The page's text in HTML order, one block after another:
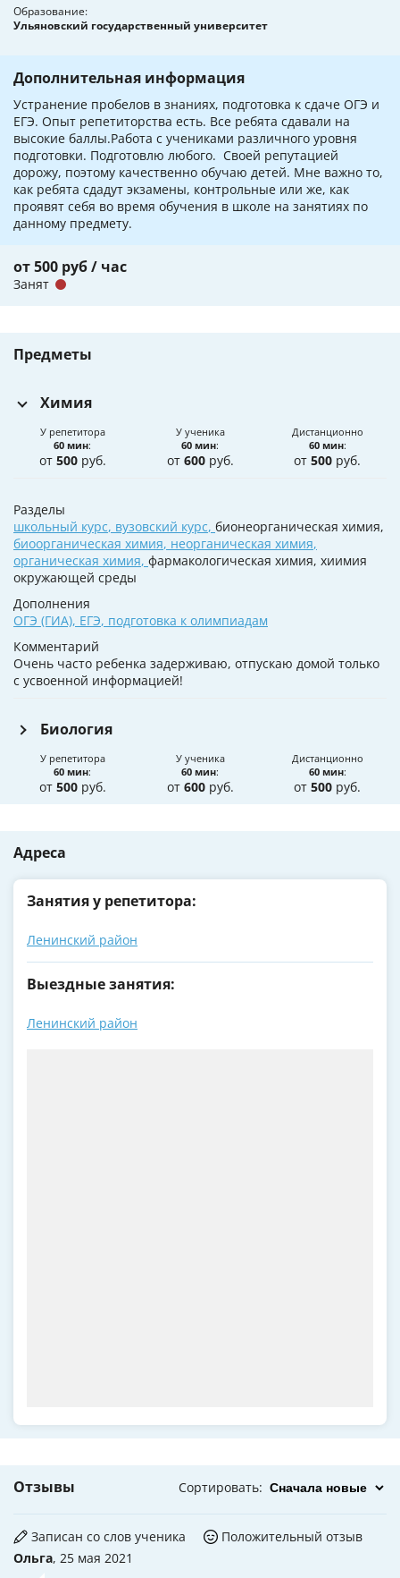
Образование
Ульяновский государственный университет
Дополнительная информация
Устранение пробелов в знаниях, подготовка к сдаче ОГЭ и
ЕГЭ. Опыт репетиторства есть. Все ребята сдавали на
высокие баллы.Работа с учениками различного уровня
подготовки. Подготовлю любого. Своей репутацией
дорожу, поэтому качественно обучаю детей. Мне важно то,
как ребята сдадут экзамены, контрольные или же, как
проявят себя во время обучения в школе на занятиях по
данному предмету.
от 500 руб / час
Занят
Предметы
Химия
У репетитора
60 мин:
от 500руб.
У ученика
60 мин:
от 600руб.
Дистанционно
60 мин:
от500 руб.
Разделы
школьный курс, вузовский курс, бионеорганическая химия,
биоорганическая химия, неорганическая химия,
органическая химия, фармакологическая химия, хиимия
окружающей среды
Дополнения
ОГЭ (ГИА), ЕГЭ, подготовка к олимпиадам
Комментарий
Очень часто ребенка задерживаю, отпускаю домой только
с усвоенной информацией!
Биология
У репетитора
60 мин:
от 500руб.
У ученика
60 мин:
от 600руб.
Дистанционно
60 мин:
от500 руб.
Адреса
Занятия у репетитора:
Ленинский район
Выездные занятия:
Ленинский район
Отзывы Сортировать:
Ольга, 25 мая 2021
Записан со слов ученика Положительный отзыв